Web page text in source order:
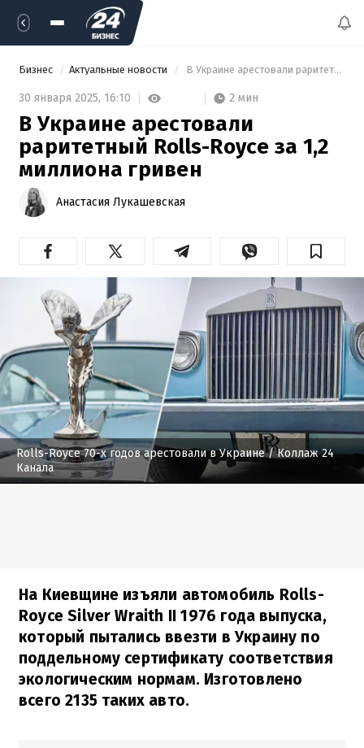
Бизнес Актуальные новости В Украине арестовали раритетный Rolls-Royce за 1,2 миллиона гривен
30 января 2025, 16:10 2 мин
В Украине арестовали
раритетный Rolls-Royce за 1,2
миллиона гривен
Анастасия Лукашевская
Rolls-Royce 70-х годов арестовали в Украине/ Коллаж 24
Канала
На Киевщине изъяли автомобиль Rolls-
Royce Silver Wraith II 1976 года выпуска,
который пытались ввезти в Украину по
поддельному сертификату соответствия
экологическим нормам. Изготовлено
всего 2135 таких авто.